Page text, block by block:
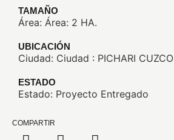
TAMAÑO
Área: Área: 2 HA.
UBICACIÓN
Ciudad: Ciudad : PICHARI CUZCO
ESTADO
Estado: Proyecto Entregado
COMPARTIR